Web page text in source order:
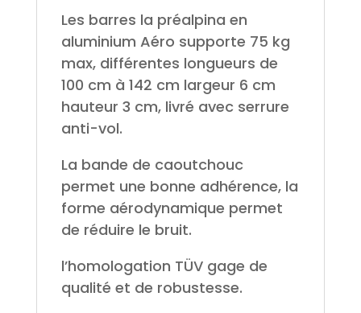
Les barres la préalpina en
aluminium Aéro supporte 75 kg
max, différentes longueurs de
100 cm à 142 cm largeur 6 cm
hauteur 3 cm, livré avec serrure
anti-vol.
La bande de caoutchouc
permet une bonne adhérence, la
forme aérodynamique permet
de réduire le bruit.
l’homologation TÜV gage de
qualité et de robustesse.